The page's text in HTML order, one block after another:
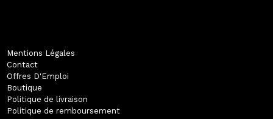
Mentions Légales
Contact
Offres D'Emploi
Boutique
Politique de livraison
Politique de remboursement